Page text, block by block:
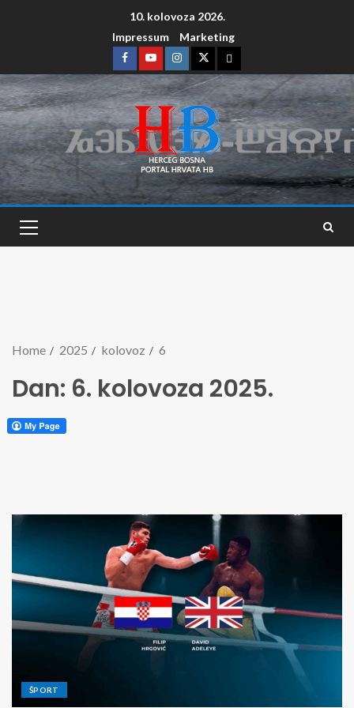
10. kolovoza 2026.
Impressum
Marketing
Home 2025 kolovoz 6
Dan: 6. kolovoza 2025.
ŠPORT